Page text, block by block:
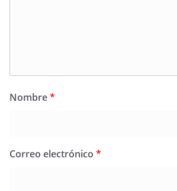
Nombre*
Correo electrónico *